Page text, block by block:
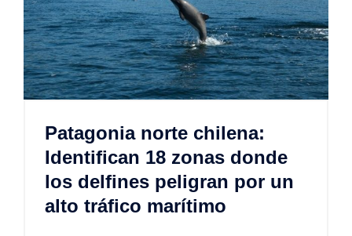
Patagonia norte chilena:
Identifican 18 zonas donde
los delfines peligran por un
alto tráfico marítimo